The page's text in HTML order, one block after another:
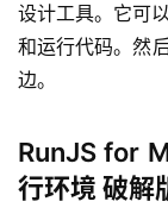
H
设计工具。它可
和运行代码。然
边。
RunJS for
行环境 破解